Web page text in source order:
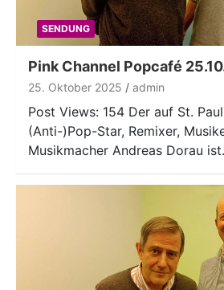
SENDUNG
Pink Channel Popcafé
25. Oktober 2025 admin
Post Views: 154 Der auf St.
(Anti-)Pop-Star, Remixer,
Musikmacher Andreas Dorau